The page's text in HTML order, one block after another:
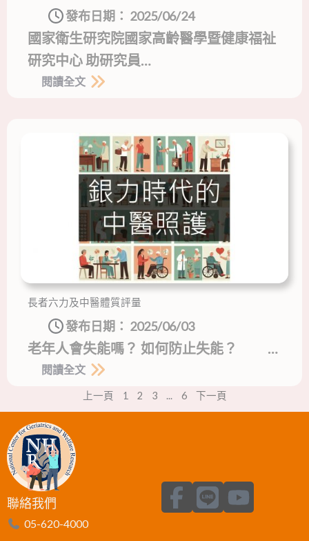
發布日期： 2025/06/24
國家衛生研究院國家高齡醫學暨健康福祉
研究中心 助研究員…
閱讀全文
長者六力及中醫體質評量
發布日期： 2025/06/03
老年人會失能嗎？ 如何防止失能？ …
閱讀全文
上一頁 1 2 3 ... 6 下一頁
聯絡我們
05-620-4000
F
a
L
i
Y
o